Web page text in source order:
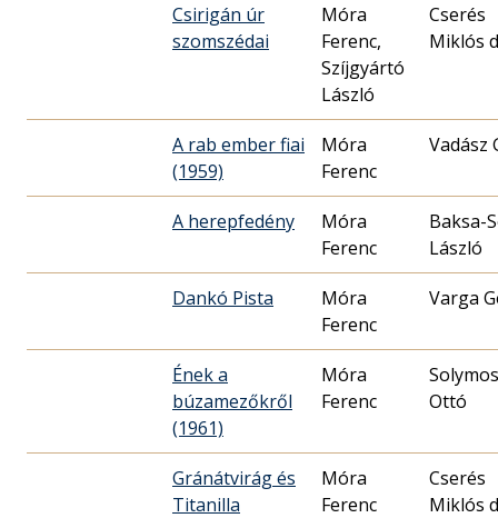
Csirigán úr
szomszédai
Móra
Ferenc,
Szíjgyártó
László
Cserés
Miklós
A rab ember fiai
(1959)
Móra
Ferenc
Vadász
A herepfedény
Móra
Ferenc
Baksa-
László
Dankó Pista
Móra
Ferenc
Varga
Ének a
búzamezőkről
(1961)
Móra
Ferenc
Ottó
Gránátvirág és
Titanilla
Móra
Ferenc
Cserés
Miklós